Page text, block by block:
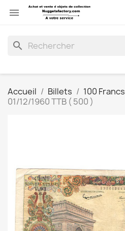

search
Accueil Billets 100 Francs
01/12/1960 TTB ( 500 )